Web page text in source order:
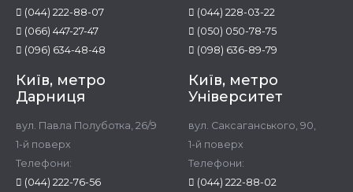
(044) 222-88-07
(066) 447-27-47
(096) 634-48-48
(044) 228-03-22
(050) 050-78-75
(098) 636-89-79
Київ, метро
Дарниця
вул. Павла Полуботка, 26/9
1-й поверх
Телефони:
(044) 222-76-56
Київ, метро
Університет
вул. Саксаганського, 90,
1-й поверх
Телефони:
(044) 222-88-02